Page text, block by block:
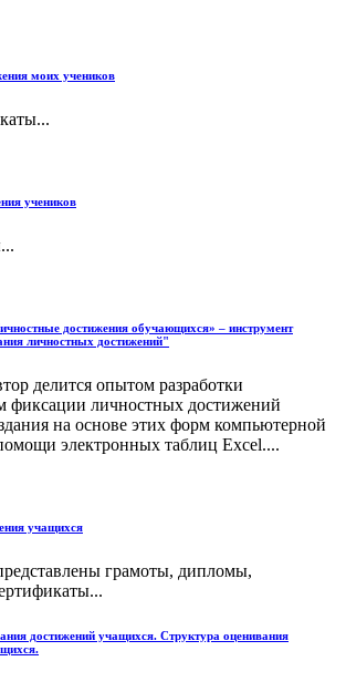
моих учеников
учеников
достижения обучающихся» – инструмент
личностных достижений"
делится опытом разработки
фиксации личностных достижений
на основе этих форм компьютерной
электронных таблиц Excel....
учащихся
грамоты, дипломы,
достижений учащихся. Структура оценивания